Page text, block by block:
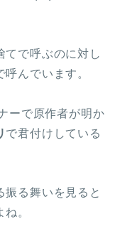
てで呼ぶのに対し
呼んでいます。
ーで原作者が明か
で君付けしている
振る舞いを見ると
。